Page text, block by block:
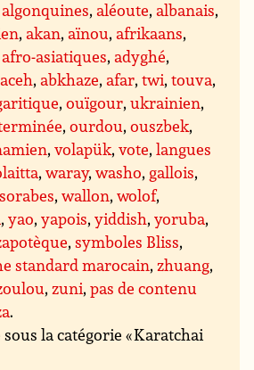
,aléoute,albanais,
,akan,aïnou,afrikaans,
asiatiques,adyghé,
aceh,abkhaze,afar,twi,touva,
,ouïgour,ukrainien,
,ourdou,ouszbek,
,volapük,vote,langues
,waray,washo, gallois,
,wallon,wolof,
,yao,yapois,yiddish,yoruba,
,symboles Bliss,
standard marocain,zhuang,
,zuni,pas de contenu
.
sous la catégorie « Karatchai